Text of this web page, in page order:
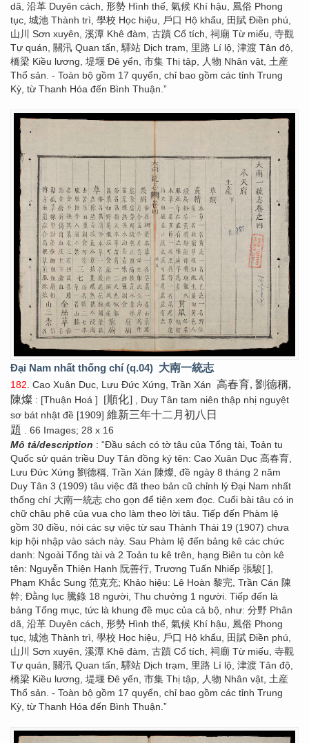
dã, 沿革 Duyên cách, 形勢 Hình thế, 氣候 Khí hậu, 風俗 Phong
tục, 城池 Thành trì, 學校 Học hiệu, 戶口 Hộ khẩu, 田賦 Điền phú,
山川 Sơn xuyên, 溪潭 Khê đàm, 古蹟 Cổ tích, 祠廟 Từ miếu, 寺觀
Tự quán, 關汛 Quan tấn, 驛站 Dịch trạm, 里路 Lí lộ, 津渡 Tân độ,
橋梁 Kiều lương, 堤堰 Đê yển, 市集 Thị tập, 人物 Nhân vật, 土産
Thổ sản. - Toàn bộ gồm 17 quyển, chỉ bao gồm các tỉnh Trung
Kỳ, từ Thanh Hóa đến Bình Thuận.”
Đại Nam nhất thống chí (q.04) 大南一統志
182 . Cao Xuân Dục, Lưu Đức Xứng, Trần Xán 高春育, 劉德稱,
陳燦 : [Thuận Hoá ] [順化] , Duy Tân tam niên thập nhị nguyệt
sơ bát nhật đề [1909] 維新三年十二月初八日
題
. 66 Images; 28 x 16
Mô tả/description : “Đầu sách có tờ tâu của Tổng tài, Toản tu
Quốc sử quán triều Duy Tân đồng ký tên: Cao Xuân Dục 高春育,
Lưu Đức Xứng 劉德稱, Trần Xán 陳燦, đề ngày 8 tháng 2 năm
Duy Tân 3 (1909) tâu việc đã theo bản cũ chỉnh lý Đại Nam nhất
thống chí 大南一統志 cho gọn để tiện xem đọc. Cuối bài tâu có in
chữ châu phê của vua cho làm theo lời tâu. Tiếp đến Phàm lệ
gồm 30 điều, nói các sự việc từ sau Thành Thái 19 (1907) chưa
kịp hội nhập vào sách này. Sau Phàm lệ đến bảng kê các chức
danh: Ngoài Tổng tài và 2 Toản tu kê trên, hạng Biên tu còn kê
tên: Nguyễn Thiện Hạnh 阮善行, Trương Tuấn Nhiếp 張駿[ ],
Phạm Khắc Sung 范克充; Khảo hiệu: Lê Hoàn 黎完, Trần Cán 陳
幹; Đằng lục 騰錄 18 người, Thu chưởng 1 người. Tiếp đến là
bảng Tổng mục, tức là khung đề mục của cả bộ, như: 分野 Phân
dã, 沿革 Duyên cách, 形勢 Hình thế, 氣候 Khí hậu, 風俗 Phong
tục, 城池 Thành trì, 學校 Học hiệu, 戶口 Hộ khẩu, 田賦 Điền phú,
山川 Sơn xuyên, 溪潭 Khê đàm, 古蹟 Cổ tích, 祠廟 Từ miếu, 寺觀
Tự quán, 關汛 Quan tấn, 驛站 Dịch trạm, 里路 Lí lộ, 津渡 Tân độ,
橋梁 Kiều lương, 堤堰 Đê yển, 市集 Thị tập, 人物 Nhân vật, 土産
Thổ sản. - Toàn bộ gồm 17 quyển, chỉ bao gồm các tỉnh Trung
Kỳ, từ Thanh Hóa đến Bình Thuận.”